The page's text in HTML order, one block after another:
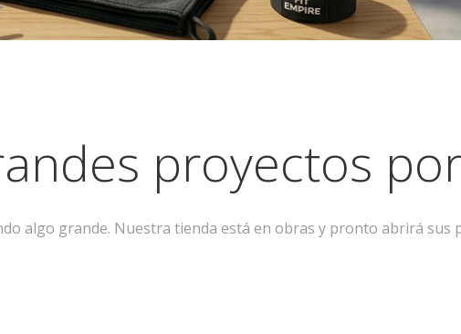
proyectos
algo grande. Nuestra tienda está en obras y pronto abrirá sus